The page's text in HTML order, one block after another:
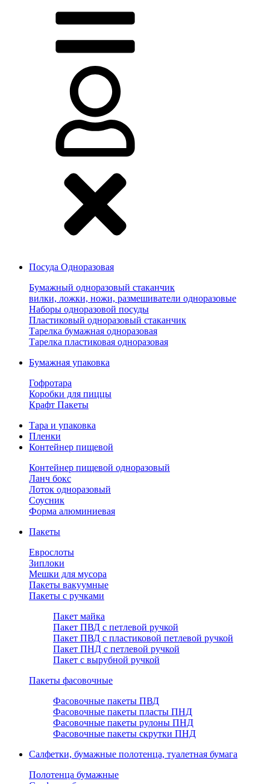
Посуда Одноразовая
Бумажный одноразовый стаканчик
вилки, ложки, ножи, размешиватели одноразовые
Наборы одноразовой посуды
Пластиковый одноразовый стаканчик
Тарелка бумажная одноразовая
Тарелка пластиковая одноразовая
Бумажная упаковка
Гофротара
Коробки для пиццы
Крафт Пакеты
Тара и упаковка
Пленки
Контейнер пищевой
Контейнер пищевой одноразовый
Ланч бокс
Лоток одноразовый
Соусник
Форма алюминиевая
Пакеты
Еврослоты
Зиплоки
Мешки для мусора
Пакеты вакуумные
Пакеты с ручками
Пакет майка
Пакет ПВД с петлевой ручкой
Пакет ПВД с пластиковой петлевой ручкой
Пакет ПНД с петлевой ручкой
Пакет с вырубной ручкой
Пакеты фасовочные
Фасовочные пакеты ПВД
Фасовочные пакеты пласты ПНД
Фасовочные пакеты рулоны ПНД
Фасовочные пакеты скрутки ПНД
Салфетки, бумажные полотенца, туалетная бумага
Полотенца бумажные